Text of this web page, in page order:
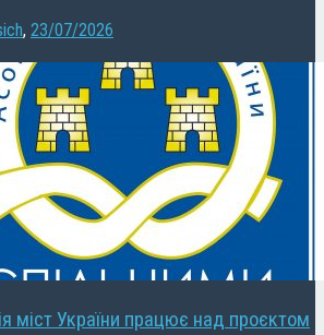
, 23/07/2026
міст України працює над проєктом